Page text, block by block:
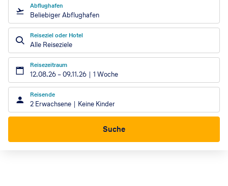
Abflughafen
Beliebiger Abflughafen
Reiseziel oder Hotel
Alle Reiseziele
Reisezeitraum
12.08.26 –09.11.26 1 Woche
Reisende
2 Erwachsene Keine Kinder
Suche